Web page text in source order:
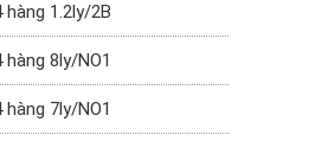
hàng 1.2ly/2B
8ly/NO1
7ly/NO1